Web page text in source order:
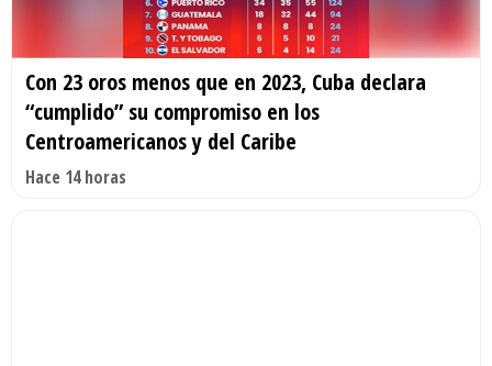
Con 23 oros menos que en 2023, Cuba declara
“cumplido” su compromiso en los
Centroamericanos y del Caribe
Hace 14 horas